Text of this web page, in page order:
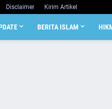
Disclaimer Kirim Artikel
BERITA ISLAM